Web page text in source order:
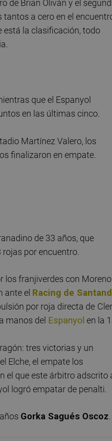
de Brian Oliván y el
tantos a cero en el
está la clasificación, todo
que el Espanyol
en las últimas cinco.
Martínez Valero, los
finalizaron en empate.
de 33 años, que
por encuentro.
los franjiverdes con Moreno
ante el Racing de
por roja directa de
manos del Espanyol en la
tres victorias y un
Elche, el empate los
el que este árbitro adscrito
logró empatar de penalti.
Gorka Sagués Oscoz.